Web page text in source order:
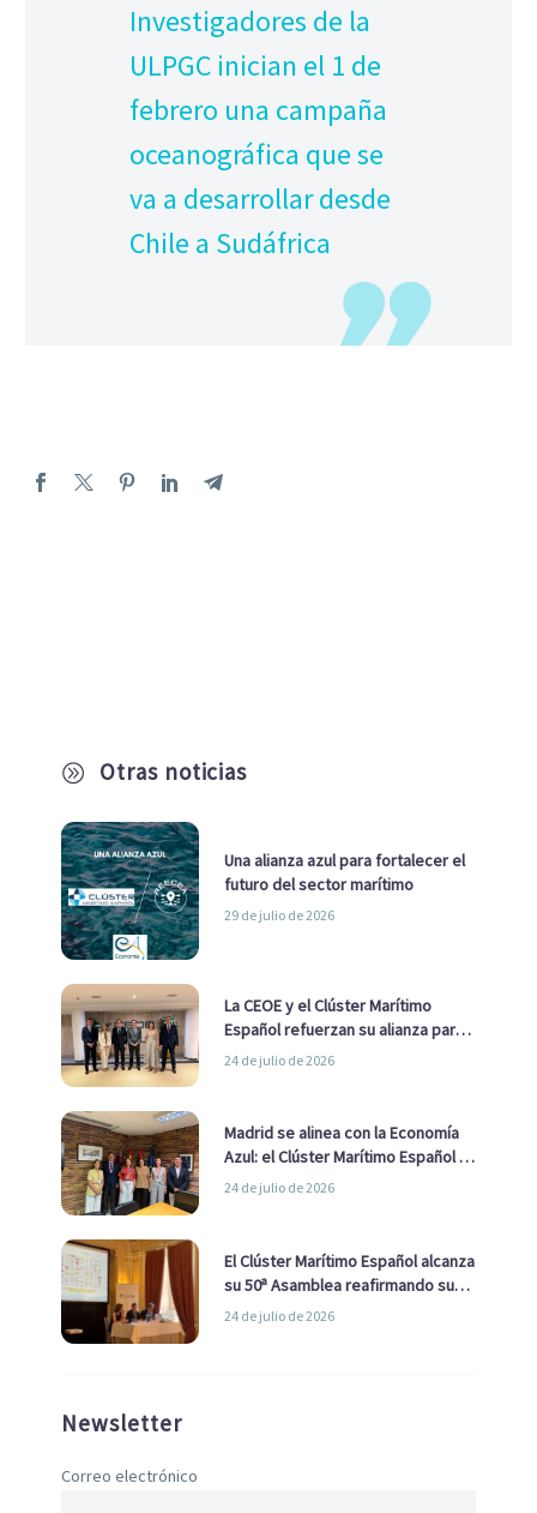
A Otras noticias
Una alianza azul para fortalecer el
futuro del sector marítimo
29 de julio de 2026
La CEOE y el Clúster Marítimo
Español refuerzan su alianza para
impulsar una estrategia Nacional
24 de julio de 2026
Madrid se alinea con la Economía
Azul: el Clúster Marítimo Español y
la Real Liga Naval avanzan alianzas
24 de julio de 2026
El Clúster Marítimo Español alcanza
su 50ª Asamblea reafirmando su
liderazgo en la Economía Azul
24 de julio de 2026
Newsletter
Correo electrónico
Investigadores de la
ULPGC inician el 1 de
febrero una campaña
oceanográfica que se
va a desarrollar desde
Chile a Sudáfrica